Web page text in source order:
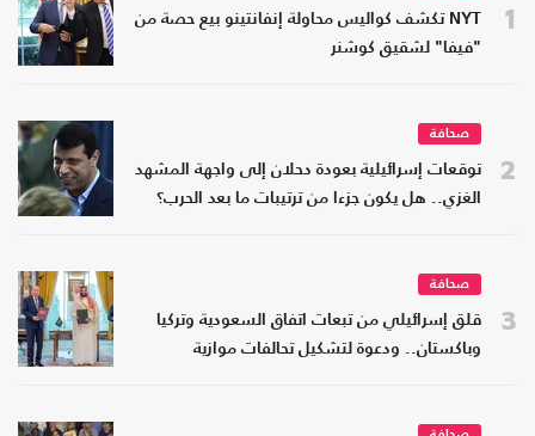
1
NYT تكشف كواليس محاولة إنفانتينو بيع حصة من
"فيفا" لشقيق كوشنر
2
صحافة
توقعات إسرائيلية بعودة دحلان إلى واجهة المشهد
الغزي.. هل يكون جزءا من ترتيبات ما بعد الحرب؟
3
صحافة
قلق إسرائيلي من تبعات اتفاق السعودية وتركيا
وباكستان.. ودعوة لتشكيل تحالفات موازية